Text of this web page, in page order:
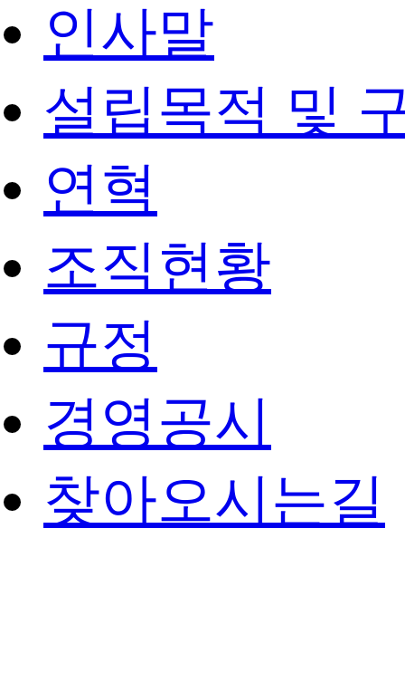
인사말
설립목적 및
연혁
조직현황
규정
경영공시
찾아오시는길